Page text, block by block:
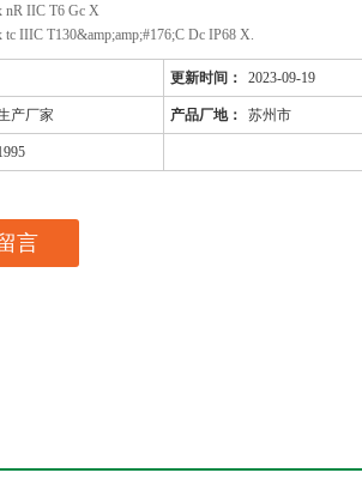
nR IIC T6 Gc X
IIIC T130&amp;amp;#176;C Dc IP68 X.
更新时间： 2023-09-19
产厂家 产品厂地： 苏州市
言